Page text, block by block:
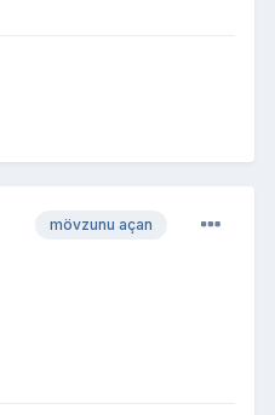
mövzunu açan